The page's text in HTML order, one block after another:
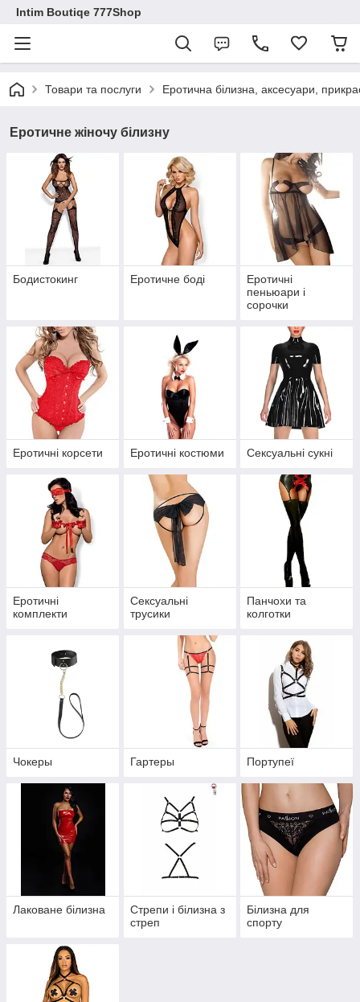
Intim Boutiqe 777Shop
Товари та послуги Еротична білизна, аксесуари,
Еротичне жіночу білизну
Бодистокинг Еротичне боді
Еротичні
пеньюари і
сорочки
Еротичні корсети Еротичні костюми Сексуальні сукні
Еротичні
комплекти
Сексуальні
трусики
Панчохи та
колготки
Чокеры Гартеры Портупеї
Лаковане білизна
Стрепи і білизна з
стреп
Білизна для
спорту